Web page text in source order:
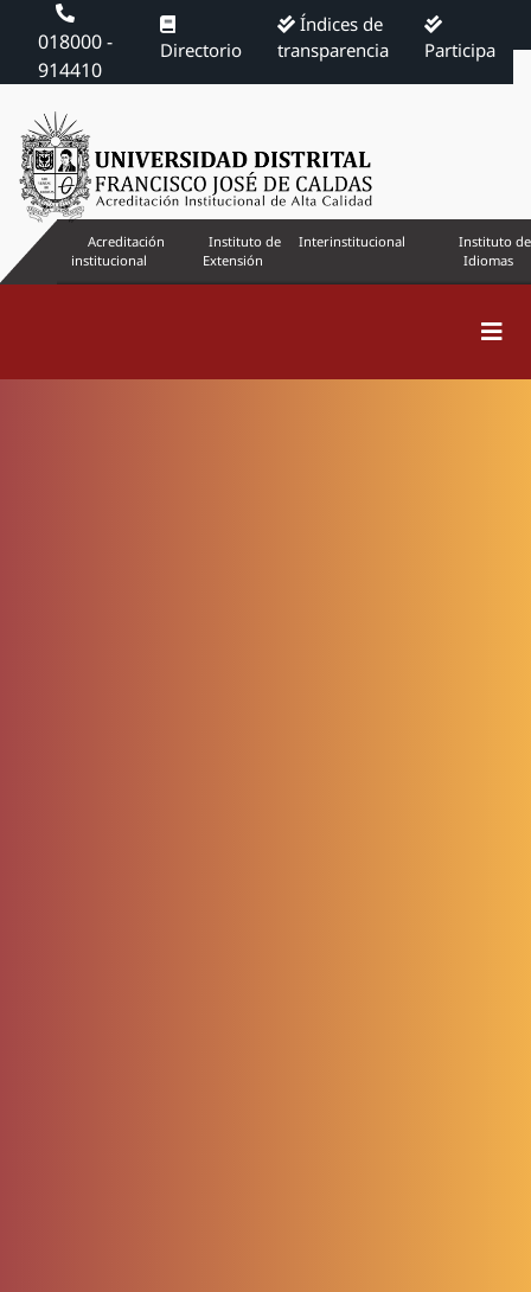
018000 -
914410
Directorio
Índices de
transparencia
Participa
Acreditación
institucional
Instituto de
Extensión
Interinstitucional
Instituto de
Idiomas